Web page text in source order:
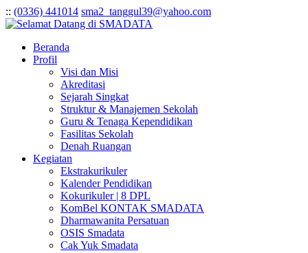
:: (0336) 441014 sma2_tanggul39@yahoo.com
Beranda
Profil
Visi dan Misi
Akreditasi
Sejarah Singkat
Struktur & Manajemen Sekolah
Guru & Tenaga Kependidikan
Fasilitas Sekolah
Denah Ruangan
Kegiatan
Ekstrakurikuler
Kalender Pendidikan
Kokurikuler | 8 DPL
KomBel KONTAK SMADATA
Dharmawanita Persatuan
OSIS Smadata
Cak Yuk Smadata